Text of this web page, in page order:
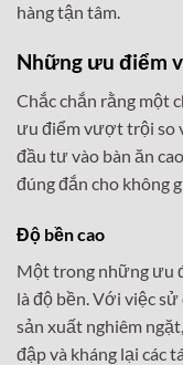
hàng tận tâm.
Những ưu điểm
Chắc chắn rằng một
ưu điểm vượt trội so
đầu tư vào bàn ăn
đúng đắn cho không
Độ bền cao
Một trong những ưu
là độ bền. Với việc
sản xuất nghiêm
đập và kháng lại các